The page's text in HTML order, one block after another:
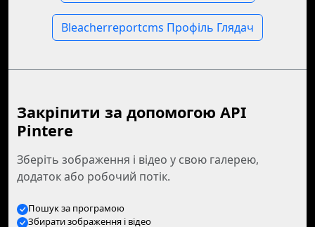
Bleacherreportcms Профіль Глядач
Закріпити за допомогою API
Pintere
Зберіть зображення і відео у свою галерею,
додаток або робочий потік.
Пошук за програмою
Збирати зображення і відео